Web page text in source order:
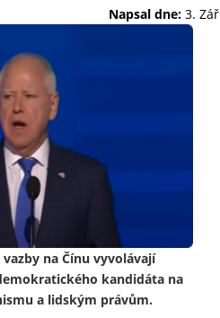
Napsal dne: 3.
na Čínu vyvolávají
kandidáta na
a lidským právům.